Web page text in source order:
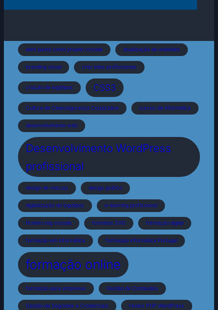
abrir pasta como projeto vscode atualização de websites
branding visual criar sites profissionais
criação de logótipos CSS3
Cultura de Cibersegurança Corporativa cursos de informática
desenvolvimento web
Desenvolvimento WordPress
profissional
design de marcas design gráfico
digitalização de logotipos e-learning profissional
ficheiro reg vscode formatos SVG formação digital
formação em informática formação informática Portugal
formação online
formação para empresas Gestão de Conteúdos
Gestão de Segredos e Credenciais Hooks PHP WordPress